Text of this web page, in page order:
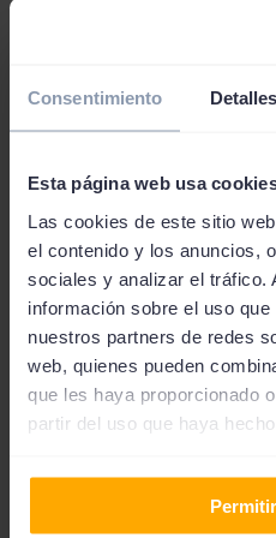
Consentimiento Detalles
Esta página web usa
Las cookies de este sitio
el contenido y los anuncios,
sociales y analizar el tráfico.
información sobre el uso
nuestros partners de redes
web, quienes pueden
que les haya proporcionado
partir del uso que haya
poniendo la cantidad que
más sencillo hacer un
del préstamo.
Préstamos
alternativas
Si estás buscando prestamos
diferentes alternativas
personales online o los